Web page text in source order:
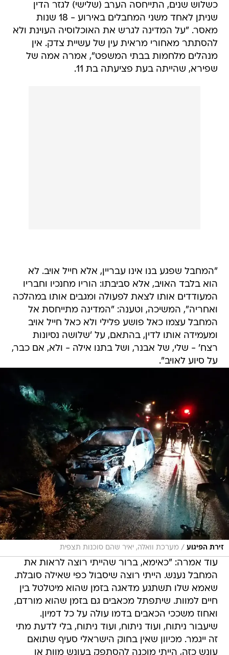
כשלוש שנים, התייחסה הערב (שלישי) לגזר הדין
שניתן לאחד משני המחבלים באירוע - 18 שנות
מאסר. "על המדינה לגרש את האוכלוסיה העוינת ולא
להסתתר מאחורי מראית עין של עשיית צדק. אין
מנהלים מלחמות בבתי המשפט", אמרה אמה של
שפירא, שהייתה בעת פציעתה בת 11.
"המחבל שפגע בנו אינו עבריין, אלא חייל אויב. לא
הוא בלבד האויב, אלא סביבתו: הוריו מחנכיו וחבריו
המעודדים אותו לצאת לפעולה ומגבים אותו במהלכה
ואחריה", המשיכה, וטענה: "המדינה מתייחסת אל
המחבל עצמו כאל פושע פלילי ולא כאל חייל אויב
ומעמידה אותו לדין, בהתאם, על 'שלושה נסיונות
רצח' - שלי, של אבנר, ושל בתנו אילה - ולא, אם כבר,
על סיוע לאויב".
זירת הפיגוע / מערכת וואלה, יאיר שהם סוכנות תצפית
עוד אמרה: "כאימא, ברור שהייתי רוצה לראות את
המחבל נענש. הייתי רוצה שיסבול כפי שאילה סובלת.
שאמא שלו תשתגע מדאגה בזמן שהוא מיטלטל בין
חיים למוות. שיתפתל מכאבים גם בזמן שהוא מורדם,
ואחוז משככי הכאבים בדמו עולה על כל דמיון.
שיעבור ניתוח, ועוד ניתוח, ועוד ניתוח, בלי לדעת מתי
זה ייגמר. מכיוון שאין בחוק הישראלי סעיף שתואם
עונש כזה, הייתי מוכנה להסתפק בעונש מוות או